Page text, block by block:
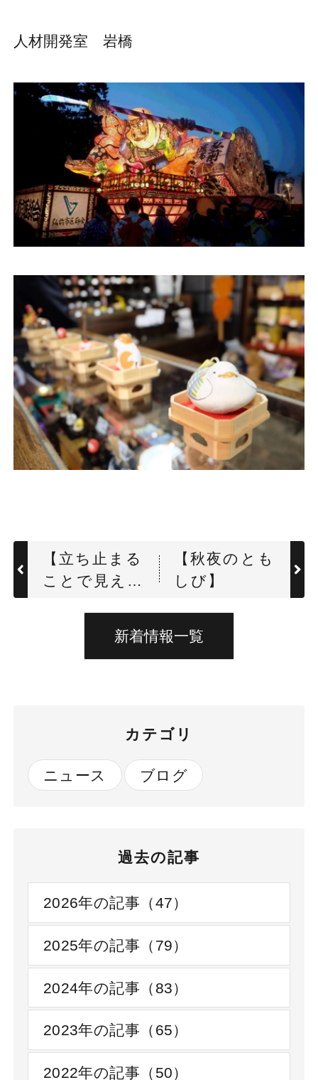
人材開発室 岩橋
【立ち止まる
ことで見え
【秋夜のとも
しび】
新着情報一覧
カテゴリ
ニュース ブログ
過去の記事
2026年の記事（47）
2025年の記事（79）
2024年の記事（83）
2023年の記事（65）
2022年の記事（50）